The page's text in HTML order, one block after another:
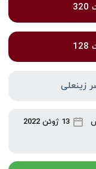
زینعلی
13 ژوئن 2022